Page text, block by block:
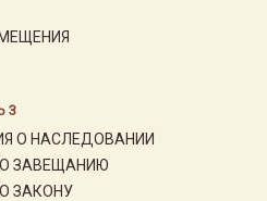
3
О НАСЛЕДОВАНИИ
ЗАВЕЩАНИЮ
ЗАКОНУ